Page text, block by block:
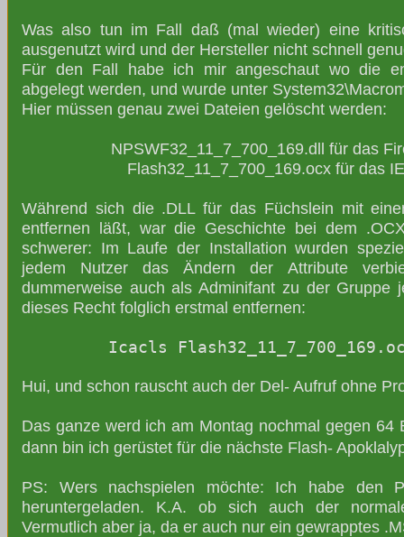
Was also tun im Fall daß (mal wieder) eine
ausgenutzt wird und der Hersteller nicht schnell
Für den Fall habe ich mir angeschaut wo die
abgelegt werden, und wurde unter
Hier müssen genau zwei Dateien gelöscht werden:
NPSWF32_11_7_700_169.dll für das
Flash32_11_7_700_169.ocx für das
Während sich die .DLL für das Füchslein mit
entfernen läßt, war die Geschichte bei dem
schwerer: Im Laufe der Installation wurden
jedem Nutzer das Ändern der Attribute
dummerweise auch als Adminifant zu der Gruppe
dieses Recht folglich erstmal entfernen:
Icacls
Hui, und schon rauscht auch der Del- Aufruf ohne
Das ganze werd ich am Montag nochmal gegen 64
dann bin ich gerüstet für die nächste Flash-
PS: Wers nachspielen möchte: Ich habe den
heruntergeladen. K.A. ob sich auch der
Vermutlich aber ja, da er auch nur ein gewrapptes